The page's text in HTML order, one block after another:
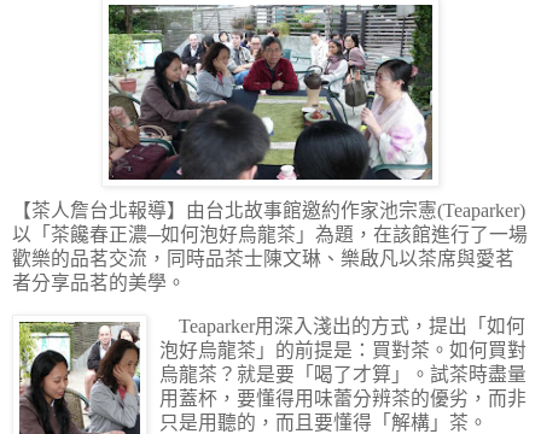
【茶人詹台北報導】 由台北故事館邀約作家池宗憲(Teaparker)
以「茶饞春正濃─如何泡好烏龍茶」為題，在該館進行了一場
歡樂的品茗交流，同時品茶士陳文琳、樂啟凡以茶席與愛茗
者分享品茗的美學。
Teaparker用深入淺出的方式，提出「如何
泡好烏龍茶」的前提是：買對茶。如何買對
烏龍茶？就是要「喝了才算」。試茶時盡量
用蓋杯，要懂得用味蕾分辨茶的優劣，而非
只是用聽的，而且要懂得「解構」茶。